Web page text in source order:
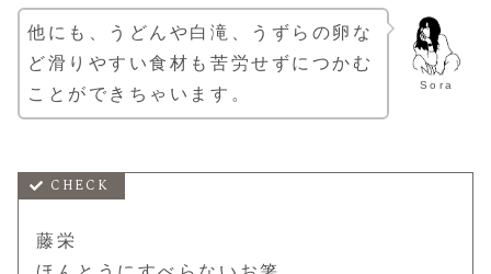
Sora
他にも、うどんや白滝、うずらの卵な
ど滑りやすい食材も苦労せずにつかむ
ことができちゃいます。
藤栄